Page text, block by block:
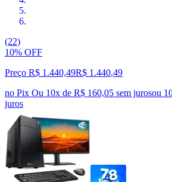
(22)
10% OFF
Preço R$ 1.440,49R$ 1.440,49
no Pix Ou 10x de R$ 160,05 sem jurosou
juros